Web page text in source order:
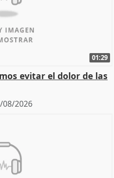
01:29
evitar el dolor de las
08/2026